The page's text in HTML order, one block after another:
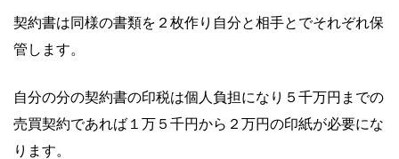
契約書は同様の書類を２枚作り自分と相手とでそれぞれ保
管します。
自分の分の契約書の印税は個人負担になり５千万円までの
売買契約であれば１万５千円から２万円の印紙が必要にな
ります。